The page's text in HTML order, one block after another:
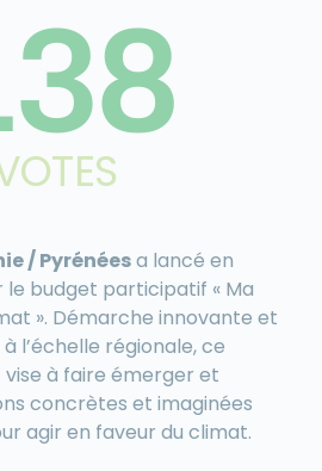
/ Pyrénéesa lancé en
budget participatif « Ma
». Démarche innovante et
l’échelle régionale, ce
à faire émerger et
concrètes et imaginées
agir en faveur du climat.